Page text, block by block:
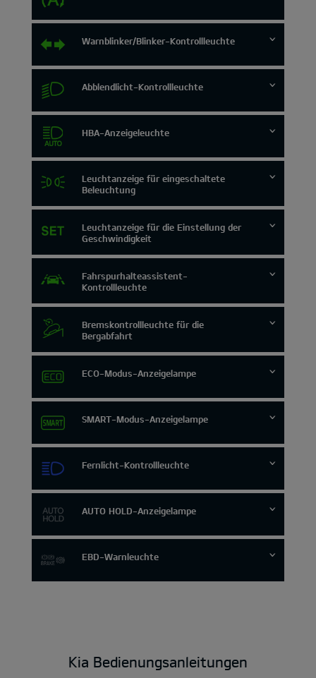
Warnblinker/Blinker-Kontrollleuchte
Abblendlicht-Kontrollleuchte
HBA-Anzeigeleuchte
Leuchtanzeige für eingeschaltete
Beleuchtung
Leuchtanzeige für die Einstellung der
Geschwindigkeit
Fahrspurhalteassistent-
Kontrollleuchte
Bremskontrollleuchte für die
Bergabfahrt
ECO-Modus-Anzeigelampe
SMART-Modus-Anzeigelampe
Fernlicht-Kontrollleuchte
AUTO HOLD-Anzeigelampe
EBD-Warnleuchte
Kia Bedienungsanleitungen